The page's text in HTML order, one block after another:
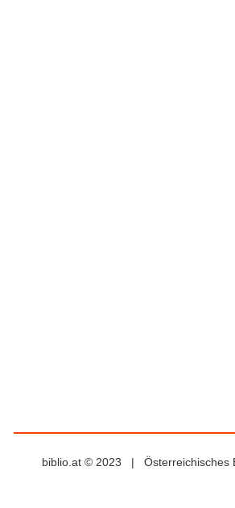
biblio.at © 2023 | Österreichisches